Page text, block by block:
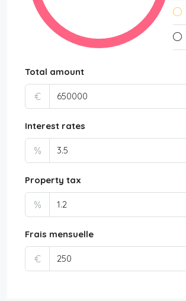
Total amount
€
Interest rates
%
Property tax
%
Frais mensuelle
€